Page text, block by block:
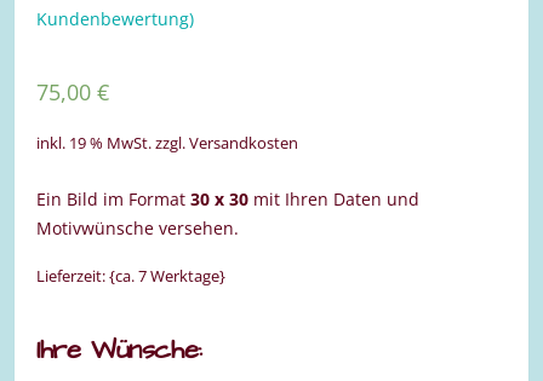
Bewertet mit
5.00von 5,
1
Kundenbewertung)
75,00 €
inkl. 19 % MwSt.zzgl. Versandkosten
Ein Bild im Format 30 x 30 mit Ihren Daten und
Motivwünsche versehen.
Lieferzeit: {ca. 7 Werktage}
Ihre Wünsche: